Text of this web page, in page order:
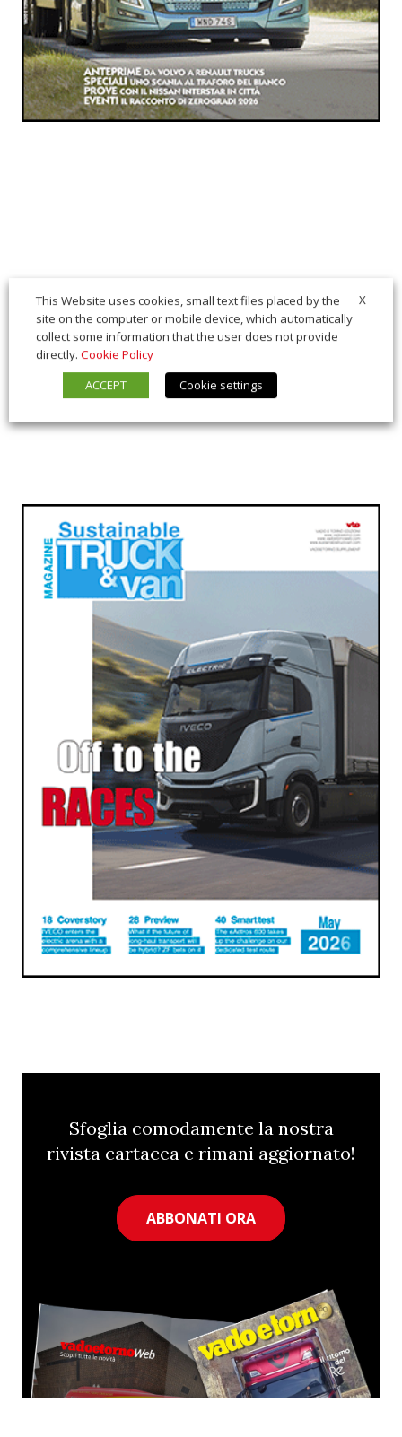
Sfoglia comodamente la nostra
rivista cartacea e rimani aggiornato!
ABBONATI ORA
X
This Website uses cookies, small text files placed by the
site on the computer or mobile device, which automatically
collect some information that the user does not provide
directly. Cookie Policy
ACCEPT
Cookie settings